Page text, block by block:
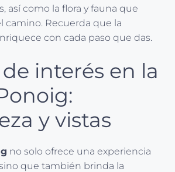
así como la flora y fauna que
camino. Recuerda que la
con cada paso que das.
interés en la
y vistas
no solo ofrece una experiencia
que también brinda la